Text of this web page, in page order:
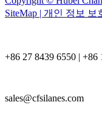
SiteMap | 개인 정보 보
+86 27 8439 6550 | +86
sales@cfsilanes.com